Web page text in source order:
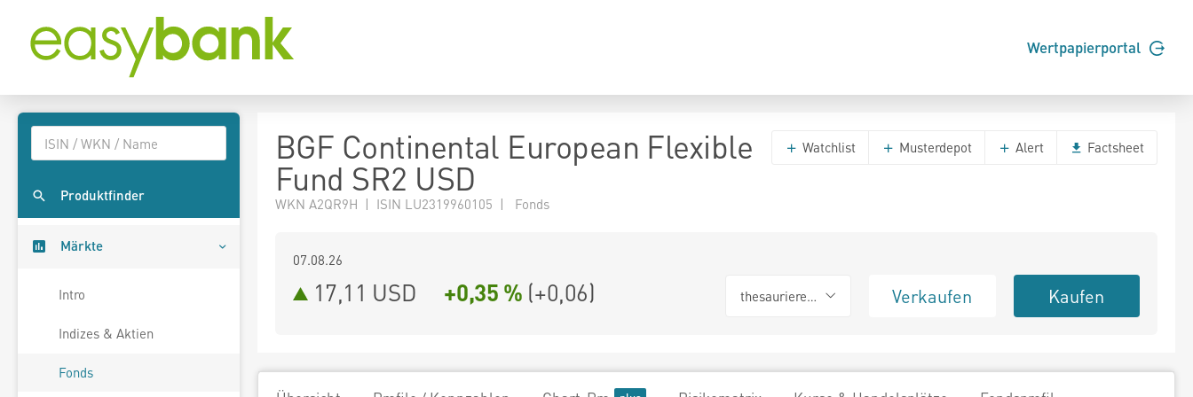
Wertpapierportal
Produktfinder
Märkte
Intro
Indizes & Aktien
Fonds
BGF Continental European Flexible
Fund SR2 USD
WKN A2QR9H | ISIN LU2319960105 | Fonds
Watchlist Musterdepot Alert Factsheet
07.08.26
17,11 USD +0,35 % (+0,06) thesaurierend Verkaufen Kaufen